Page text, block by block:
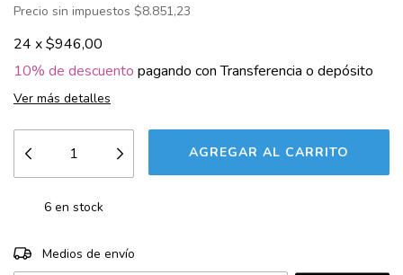
Precio sin impuestos $8.851,23
24 x$946,00
10% de descuento pagando con Transferencia o depósito
Ver más detalles
6 en stock
Entregas para el CP:
Medios de envío